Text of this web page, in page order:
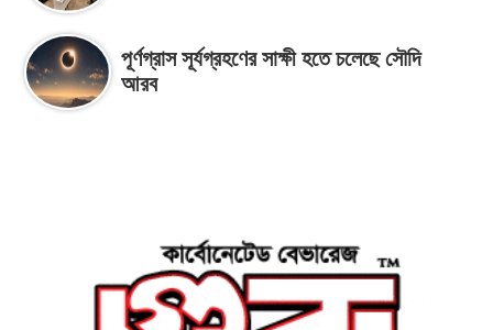
পূর্ণগ্রাস সূর্যগ্রহণের সাক্ষী হতে চলেছে সৌদি
আরব